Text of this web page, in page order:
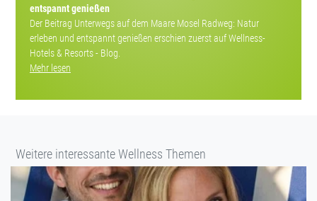
entspannt genießen
Der Beitrag Unterwegs auf dem Maare Mosel Radweg: Natur
erleben und entspannt genießen erschien zuerst auf Wellness-
Hotels & Resorts - Blog.
Mehr lesen
Weitere interessante Wellness Themen